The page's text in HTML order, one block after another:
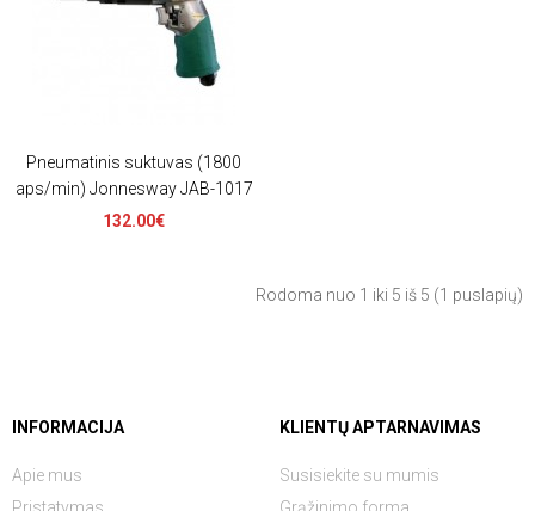
Pneumatinis suktuvas (1800
aps/min) Jonnesway JAB-1017
132.00€
Rodoma nuo 1 iki 5 iš 5 (1 puslapių)
INFORMACIJA
Apie mus
KLIENTŲ APTARNAVIMAS
Susisiekite su mumis